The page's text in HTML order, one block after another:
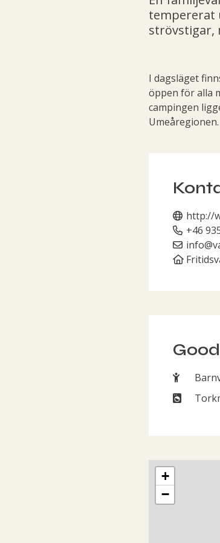
tempererat
strövstigar,
I dagsläget
öppen för alla
campingen
Umeåregionen.
http://
+46
Map showing
+
−